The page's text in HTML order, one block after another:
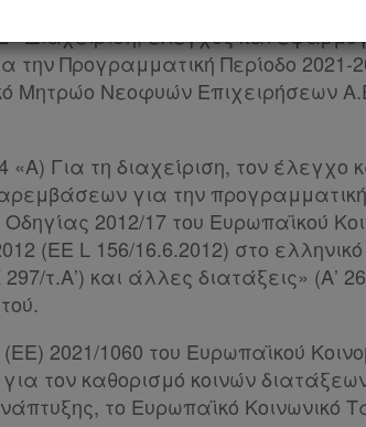
«Διαχείριση, έλεγχος και
Προγραμματική Περίοδο 2021-
Μητρώο Νεοφυών Επιχειρήσεων
«Α) Για τη διαχείριση, τον έλεγχο
για την προγραμματική
2012/17 του Ευρωπαϊκού
(ΕΕ L 156/16.6.2012) στο
τ.Α’) και άλλες διατάξεις» (Α’
2021/1060 του Ευρωπαϊκού
για τον καθορισμό κοινών
το Ευρωπαϊκό Κοινωνικό